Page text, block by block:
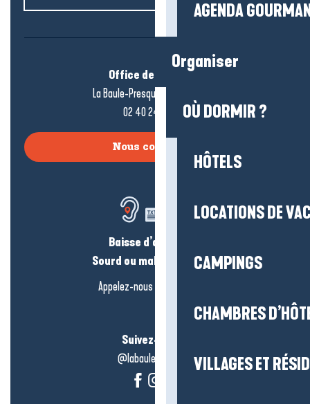
AGENDA
Organiser
OÙ DORMIR ?
HÔTELS
LOCATIONS DE
CAMPINGS
CHAMBRES
VILLAGES ET
Office de tourisme
La Baule-Presqu’île de Guérande
02 40 24 34 44
Nous contacter
Baisse d’audition ?
Sourd ou malentendant ?
Appelez-nous en
Suivez-nous !
@labauleguérande